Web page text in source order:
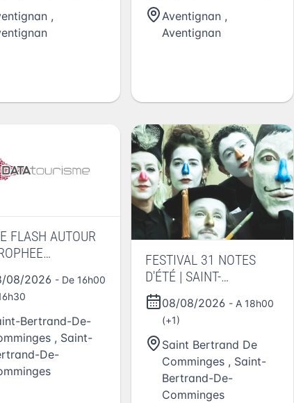
,
Aventignan ,
Aventignan
FLASH AUTOUR
08/2026 - De 16h00
Bertrand-De-
, Saint-
De-
FESTIVAL 31 NOTES
D'ÉTÉ | SAINT-
BERTRAND-DE-
COMMINGES – Création
FÔM - batucada quartet
& Cornélius
08/08/2026 - A 18h00
(+1)
Saint Bertrand De
Comminges , Saint-
Bertrand-De-
Comminges